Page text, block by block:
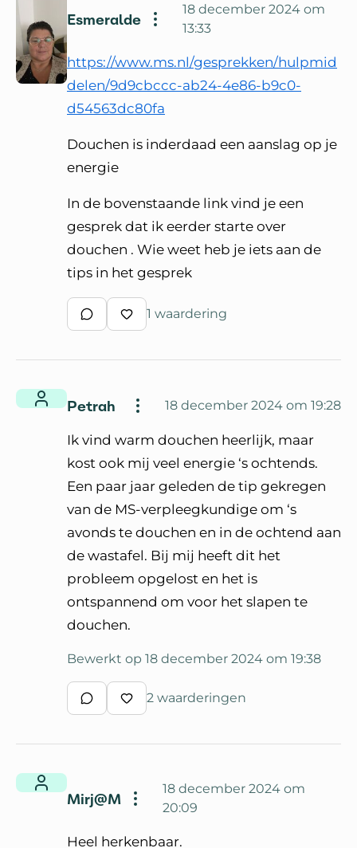
Esmeralde
18 december 2024 om
13:33
https://www.ms.nl/gesprekken/hulpmid
delen/9d9cbccc-ab24-4e86-b9c0-
d54563dc80fa
Douchen is inderdaad een aanslag op je
energie
In de bovenstaande link vind je een
gesprek dat ik eerder starte over
douchen . Wie weet heb je iets aan de
tips in het gesprek
Schrijf een reactie
Waardeer reactie
1 waardering
Petrah 18 december 2024 om 19:28
Ik vind warm douchen heerlijk, maar
kost ook mij veel energie ‘s ochtends.
Een paar jaar geleden de tip gekregen
van de MS-verpleegkundige om ‘s
avonds te douchen en in de ochtend aan
de wastafel. Bij mij heeft dit het
probleem opgelost en het is
ontspannend om voor het slapen te
douchen.
Bewerkt op 18 december 2024 om 19:38
Schrijf een reactie
Waardeer reactie
2 waarderingen
Mirj@M
18 december 2024 om
20:09
Heel herkenbaar.